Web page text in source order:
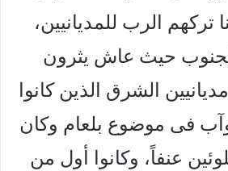
تركهم الرب للمديانيين،
حيث عاش يثرون
الشرق الذين كانوا
فى موضوع بلعام وكان
عنفاً، وكانوا أول من